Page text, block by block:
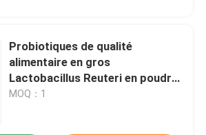
Probiotiques de qualité
alimentaire en gros
Lactobacillus Reuteri en poudre
10 milliards d'UFC/g
MOQ：1